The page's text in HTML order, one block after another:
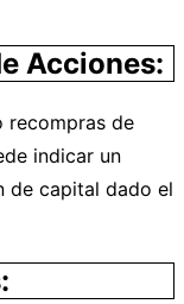
Acciones:
recompras de
indicar un
de capital dado el